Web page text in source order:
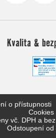
Kvalita &
o přístupnosti
Cookies
vč. DPH a
Odstoupení od